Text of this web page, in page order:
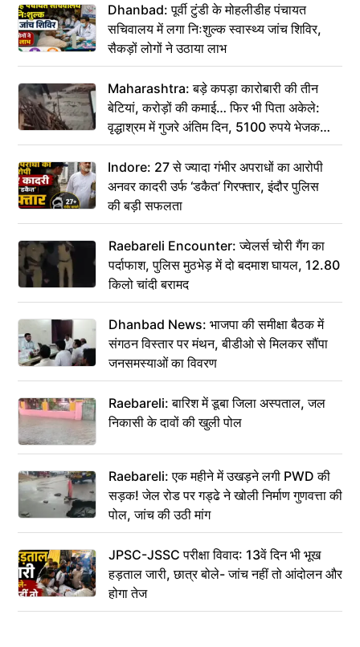
Dhanbad: पूर्वी टुंडी के मोहलीडीह पंचायत
सचिवालय में लगा निःशुल्क स्वास्थ्य जांच शिविर,
सैकड़ों लोगों ने उठाया लाभ
Maharashtra: बड़े कपड़ा कारोबारी की तीन
बेटियां, करोड़ों की कमाई… फिर भी पिता अकेले:
वृद्धाश्रम में गुजरे अंतिम दिन, 5100 रुपये भेजकर
कहा– अंतिम संस्कार कर दीजिए हम नहीं आ पाएंगे
Indore: 27 से ज्यादा गंभीर अपराधों का आरोपी
अनवर कादरी उर्फ ‘डकैत’ गिरफ्तार, इंदौर पुलिस
की बड़ी सफलता
Raebareli Encounter: ज्वेलर्स चोरी गैंग का
पर्दाफाश, पुलिस मुठभेड़ में दो बदमाश घायल, 12.80
किलो चांदी बरामद
Dhanbad News: भाजपा की समीक्षा बैठक में
संगठन विस्तार पर मंथन, बीडीओ से मिलकर सौंपा
जनसमस्याओं का विवरण
Raebareli: बारिश में डूबा जिला अस्पताल, जल
निकासी के दावों की खुली पोल
Raebareli: एक महीने में उखड़ने लगी PWD की
सड़क! जेल रोड पर गड्ढे ने खोली निर्माण गुणवत्ता की
पोल, जांच की उठी मांग
JPSC-JSSC परीक्षा विवाद: 13वें दिन भी भूख
हड़ताल जारी, छात्र बोले- जांच नहीं तो आंदोलन और
होगा तेज